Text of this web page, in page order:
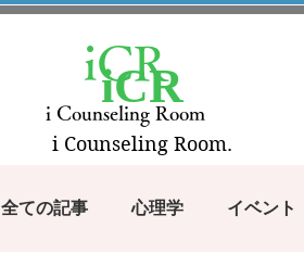
i Counseling Room
iCR
全ての記事 心理学 イベント
iCR
i Counseling Room.